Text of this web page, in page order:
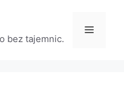
bez tajemnic.
Menu